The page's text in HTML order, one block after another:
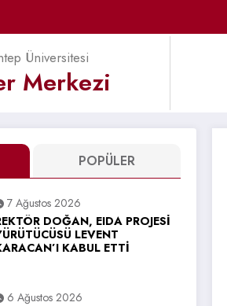
Üniversitesi
Merkezi
POPÜLER
7 Ağustos 2026
DOĞAN, EIDA PROJESİ
LEVENT
KABUL ETTİ
6 Ağustos 2026